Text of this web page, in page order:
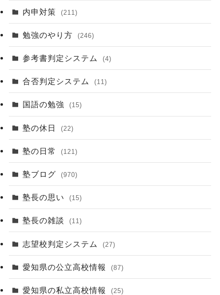
内申対策 (211)
勉強のやり方 (246)
参考書判定システム (4)
合否判定システム (11)
国語の勉強 (15)
塾の休日 (22)
塾の日常 (121)
塾ブログ (970)
塾長の思い (15)
塾長の雑談 (11)
志望校判定システム (27)
愛知県の公立高校情報 (87)
愛知県の私立高校情報 (25)